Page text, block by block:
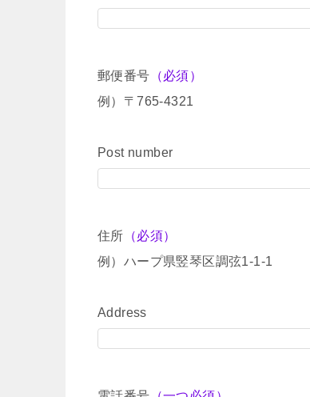
郵便番号 （必須）
例）〒765-4321
Post number
住所 （必須）
例）ハープ県竪琴区調弦1-1-1
Address